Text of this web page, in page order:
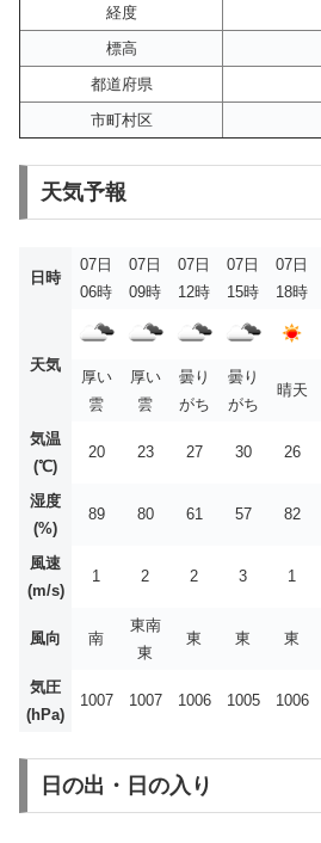
経度
標高
都道府県
市町村区
天気予報
日時
07日
06時
07日
09時
07日
12時
07日
15時
07日
18時
天気
厚い
雲
厚い
雲
曇り
がち
曇り
がち
晴天
気温
(℃)
20 23 27 30 26
湿度
(%)
89 80 61 57 82
風速
(m/s)
1 2 2 3 1
風向 南
東南
東
東 東 東
気圧
(hPa)
1007 1007 1006 1005 1006
日の出・日の入り